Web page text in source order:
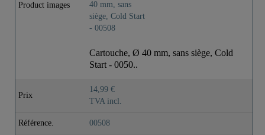
Product images
Cartouche, Ø 40 mm, sans siège, Cold
Start - 0050..
Prix
14,99 €
TVA incl.
Référence. 00508